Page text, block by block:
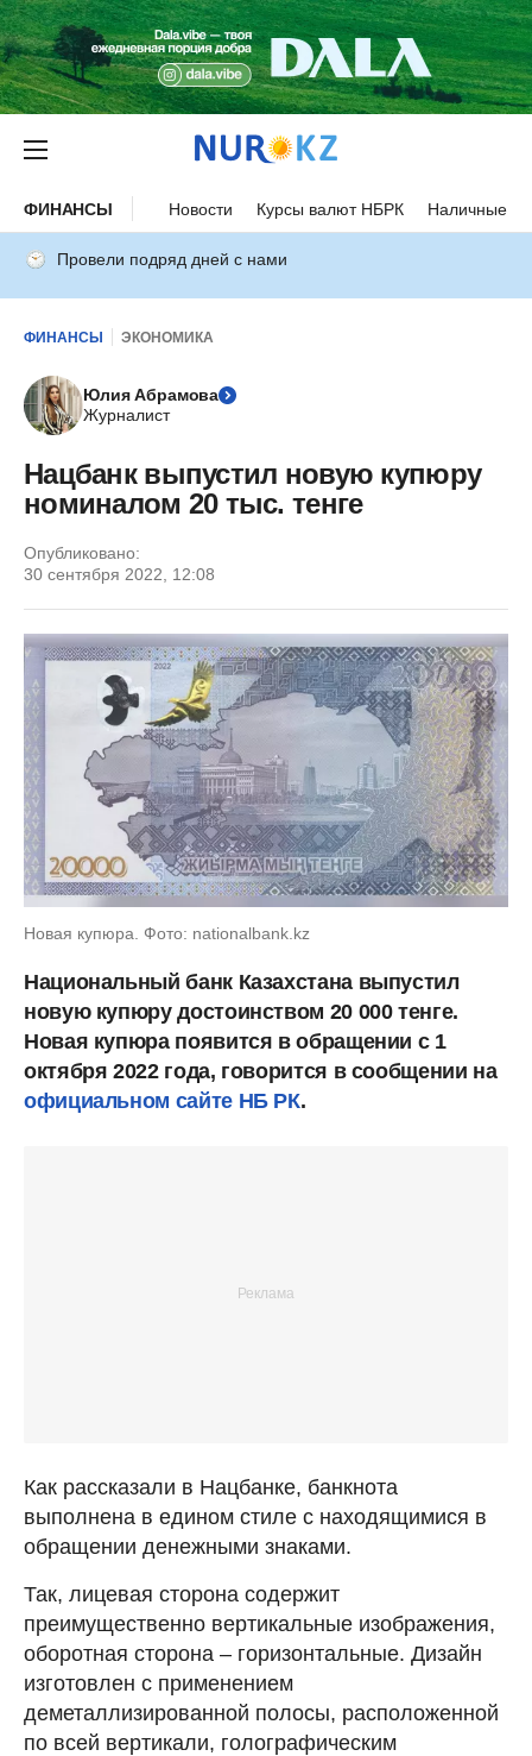
ФИНАНСЫ Новости Курсы валют НБРК Наличные
Провели подряд дней с нами
ФИНАНСЫ ЭКОНОМИКА
Юлия Абрамова
Журналист
Нацбанк выпустил новую купюру
номиналом 20 тыс. тенге
Опубликовано:
30 сентября 2022, 12:08
Новая купюра. Фото: nationalbank.kz
Национальный банк Казахстана выпустил
новую купюру достоинством 20 000 тенге.
Новая купюра появится в обращении с 1
октября 2022 года, говорится в сообщении на
официальном сайте НБ РК.
Как рассказали в Нацбанке, банкнота
выполнена в едином стиле с находящимися в
обращении денежными знаками.
Так, лицевая сторона содержит
преимущественно вертикальные изображения,
оборотная сторона – горизонтальные. Дизайн
изготовлен с применением
деметаллизированной полосы, расположенной
по всей вертикали, голографическим